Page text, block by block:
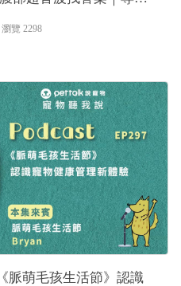
瀏覽 2298
脈萌毛孩生活節》認識